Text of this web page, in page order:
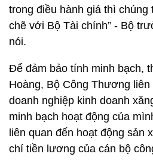
trong điều hành giá thì chúng
chẽ với Bộ Tài chính” - Bộ
nói.
Để đảm bảo tính minh bạch,
Hoàng, Bộ Công Thương
doanh nghiệp kinh doanh
minh bạch hoạt động của
liên quan đến hoạt động sản
chí tiền lương của cán bộ